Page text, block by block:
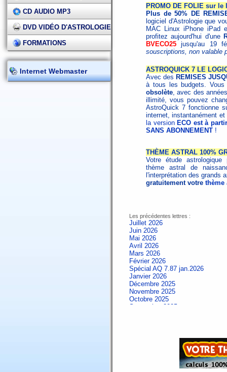
CD AUDIO MP3
DVD VIDÉO D'ASTROLOGIE
FORMATIONS
Internet Webmaster
PROMO DE FOLIE sur
Plus de 50% DE
logiciel d'Astrologie que
MAC Linux iPhone iPad
profitez aujourd'hui d'une
BVECO25 jusqu'au 19
souscriptions, non valable
ASTROQUICK 7 LE
Avec des REMISES
à tous les budgets.
obsolète, avec des
illimité, vous pouvez
AstroQuick 7 fonctionne
internet, instantanément
la version ECO est à
SANS ABONNEMENT !
THÈME ASTRAL 100%
Votre étude astrologique
thème astral de
l'interprétation des grands
gratuitement votre thème
Les précédentes lettres :
Juillet 2026
Juin 2026
Mai 2026
Avril 2026
Mars 2026
Février 2026
Spécial AQ 7.87 jan.2026
Janvier 2026
Décembre 2025
Novembre 2025
Octobre 2025
Septembre 2025
Spécial AQ 7.84 jan.2025